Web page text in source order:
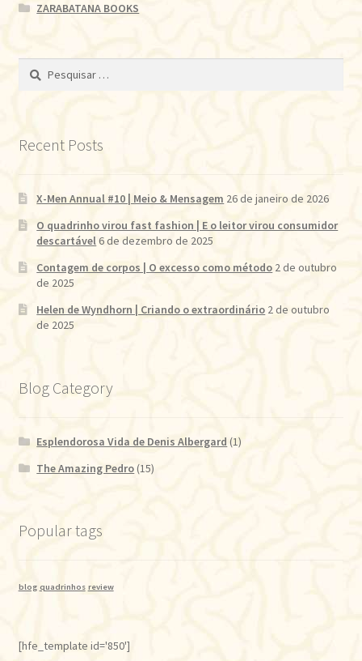
ZARABATANA BOOKS
Pesquisar
Recent Posts
X-Men Annual #10 | Meio & Mensagem 26 de janeiro de 2026
O quadrinho virou fast fashion | E o leitor virou consumidor
descartável6 de dezembro de 2025
Contagem de corpos | O excesso como método 2 de outubro
de 2025
Helen de Wyndhorn | Criando o extraordinário 2 de outubro
de 2025
Blog Category
Esplendorosa Vida de Denis Albergard (1)
The Amazing Pedro (15)
Popular tags
blog quadrinhos review
[hfe_template id='850']